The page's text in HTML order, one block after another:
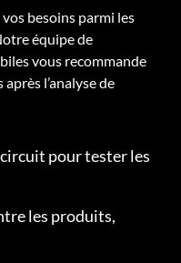
besoins parmi les
équipe de
vous recommande
l’analyse de
pour tester les
les produits,